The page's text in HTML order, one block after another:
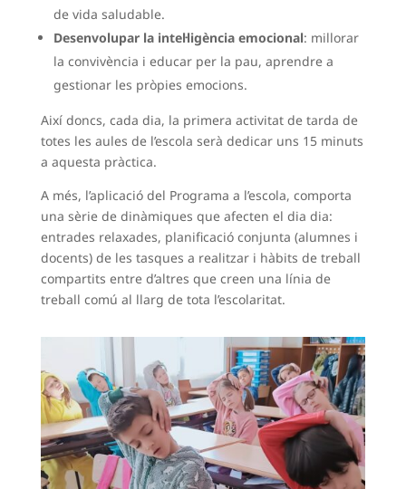
de vida saludable.
Desenvolupar la intel·ligència emocional: millorar
la convivència i educar per la pau, aprendre a
gestionar les pròpies emocions.
Així doncs, cada dia, la primera activitat de tarda de
totes les aules de l’escola serà dedicar uns 15 minuts
a aquesta pràctica.
A més, l’aplicació del Programa a l’escola, comporta
una sèrie de dinàmiques que afecten el dia dia:
entrades relaxades, planificació conjunta (alumnes i
docents) de les tasques a realitzar i hàbits de treball
compartits entre d’altres que creen una línia de
treball comú al llarg de tota l’escolaritat.